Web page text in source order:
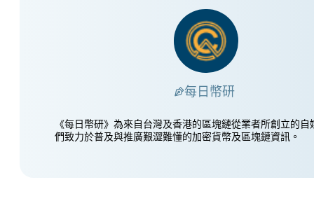
每日幣研
《每日幣研》為來自台灣及香港的區塊鏈從業者所創立的自
們致力於普及與推廣艱澀難懂的加密貨幣及區塊鏈資訊。